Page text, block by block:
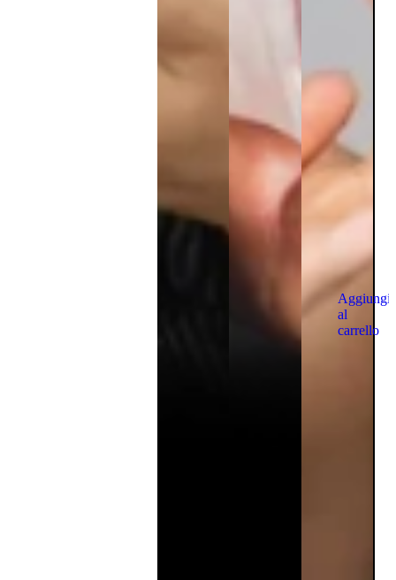
Aggiungi
al
carrello